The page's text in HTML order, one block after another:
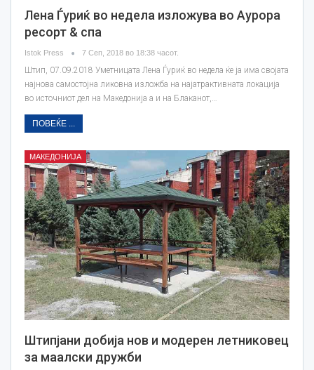
Лена Ѓуриќ во недела изложува во Аурора
ресорт & спа
Istok Press 7 Сеп, 2018 во 18:38 часот.
Штип, 07.09.2018 Уметницата Лена Ѓуриќ во недела ќе ја има својата
најнова самостојна ликовна изложба на најатрактивната локација
во источниот дел на Македонијa a и на Блаканот,…
ПОВЕЌЕ ...
МАКЕДОНИЈА
Штипјани добија нов и модерен летниковец
за маалски дружби